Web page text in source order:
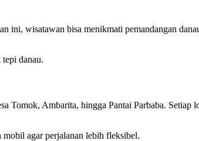
ini, wisatawan bisa menikmati pemandangan
tepi danau.
Ambarita, hingga Pantai Parbaba. Setiap
agar perjalanan lebih fleksibel.